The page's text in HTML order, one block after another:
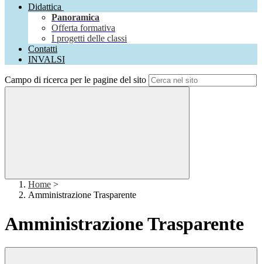
Didattica
Panoramica
Offerta formativa
I progetti delle classi
Contatti
INVALSI
Campo di ricerca per le pagine del sito
Home >
Amministrazione Trasparente
Amministrazione Trasparente